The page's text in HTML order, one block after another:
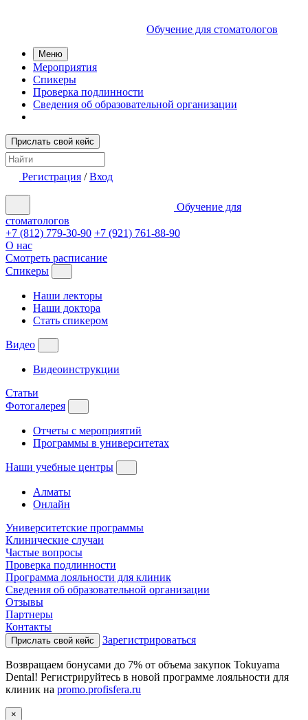
Обучение для стоматологов
Меню
Мероприятия
Спикеры
Проверка подлинности
Сведения об образовательной организации
Прислать свой кейс
Регистрация /Вход
Обучение для
стоматологов
+7 (812) 779-30-90 +7 (921) 761-88-90
О нас
Смотреть расписание
Спикеры
Наши лекторы
Наши доктора
Стать спикером
Видео
Видеоинструкции
Статьи
Фотогалерея
Отчеты с мероприятий
Программы в университетах
Наши учебные центры
Алматы
Онлайн
Университетские программы
Клинические случаи
Частые вопросы
Проверка подлинности
Программа лояльности для клиник
Сведения об образовательной организации
Отзывы
Партнеры
Контакты
Прислать свой кейс Зарегистрироваться
Возвращаем бонусами до 7% от объема закупок Tokuyama
Dental! Регистрируйтесь в новой программе лояльности для
клиник на promo.profisfera.ru
×